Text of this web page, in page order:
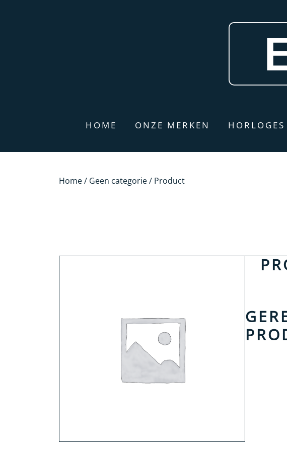
HOME ONZE MERKEN HORLOGES
Home/ Geen categorie/ Product